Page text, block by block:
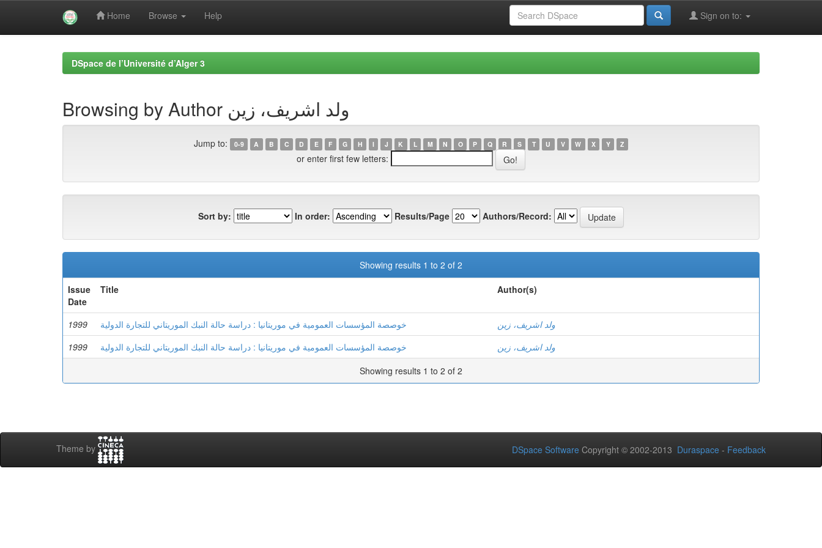
Home Browse Help Sign on to:
DSpace de l’Université d’Alger 3
Browsing by Author ولد اشريف، زين
Jump to: 0-9 A B C D E F G H I J K L M N O P Q R S T U V W X Y Z
or enter first few letters:
Sort by: In order: Results/Page Authors/Record:
Showing results 1 to 2 of 2
Issue
Date
Title Author(s)
1999 خوصصة المؤسسات العمومية في موريتانيا : دراسة حالة النبك الموريتاني للتجارة الدولية
ولد اشريف، زين
1999
خوصصة المؤسسات العمومية في موريتانيا : دراسة حالة النبك الموريتاني للتجارة الدولية
ولد اشريف، زين
Showing results 1 to 2 of 2
Theme by DSpace Software Copyright © 2002-2013 Duraspace - Feedback